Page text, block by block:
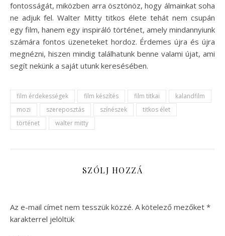
fontosságát, miközben arra ösztönöz, hogy álmainkat soha
ne adjuk fel. Walter Mitty titkos élete tehát nem csupán
egy film, hanem egy inspiráló történet, amely mindannyiunk
számára fontos üzeneteket hordoz. Érdemes újra és újra
megnézni, hiszen mindig találhatunk benne valami újat, ami
segít nekünk a saját utunk keresésében.
film érdekességek film készítés film titkai
kalandfilm
mozi
szereposztás színészek
titkos élet
történet
walter mitty
SZÓLJ HOZZÁ
Az e-mail címet nem tesszük közzé. A kötelező mezőket *
karakterrel jelöltük